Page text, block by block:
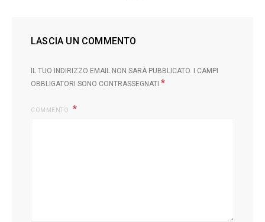
LASCIA UN COMMENTO
IL TUO INDIRIZZO EMAIL NON SARÀ PUBBLICATO.
I CAMPI
OBBLIGATORI SONO CONTRASSEGNATI *
COMMENTO